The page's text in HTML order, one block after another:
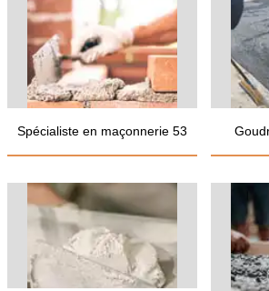
Spécialiste en maçonnerie 53